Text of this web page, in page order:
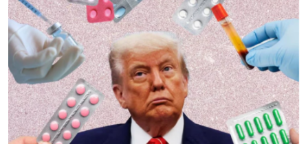
Xã hội
Tin Đời sống & Xã hội
360 độ Sức khỏe
Khoa học & Công nghệ
Tin Khoa học & Công nghệ
Kết nối công nghệ